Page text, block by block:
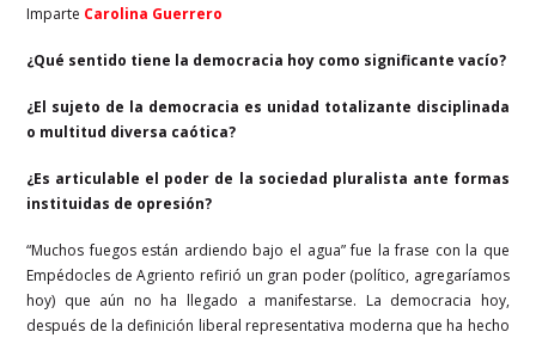
Imparte Carolina Guerrero
¿Qué sentido tiene la democracia hoy como significante vacío?
¿El sujeto de la democracia es unidad totalizante disciplinada
o multitud diversa caótica?
¿Es articulable el poder de la sociedad pluralista ante formas
instituidas de opresión?
“Muchos fuegos están ardiendo bajo el agua” fue la frase con la que
Empédocles de Agriento refirió un gran poder (político, agregaríamos
hoy) que aún no ha llegado a manifestarse. La democracia hoy,
después de la definición liberal representativa moderna que ha hecho